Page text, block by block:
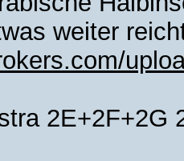
weiter
2E+2F+2G